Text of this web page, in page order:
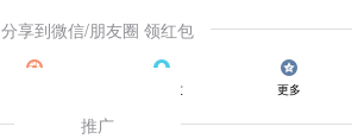
分享到微信/朋友圈 领红包
QQ好友 更多
推广